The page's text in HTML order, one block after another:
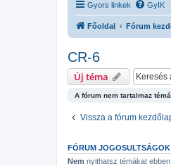
Gyors linkek GyIK
Főoldal Fórum
CR-6
Új téma
A fórum nem tartalmaz
Vissza a fórum
FÓRUM JOGOSULTSÁGOK
Nem nyithatsz témákat ebben